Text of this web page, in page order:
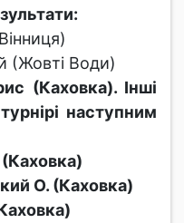
(Жовті Води)
(Каховка). Інші
наступним
О. (Каховка)